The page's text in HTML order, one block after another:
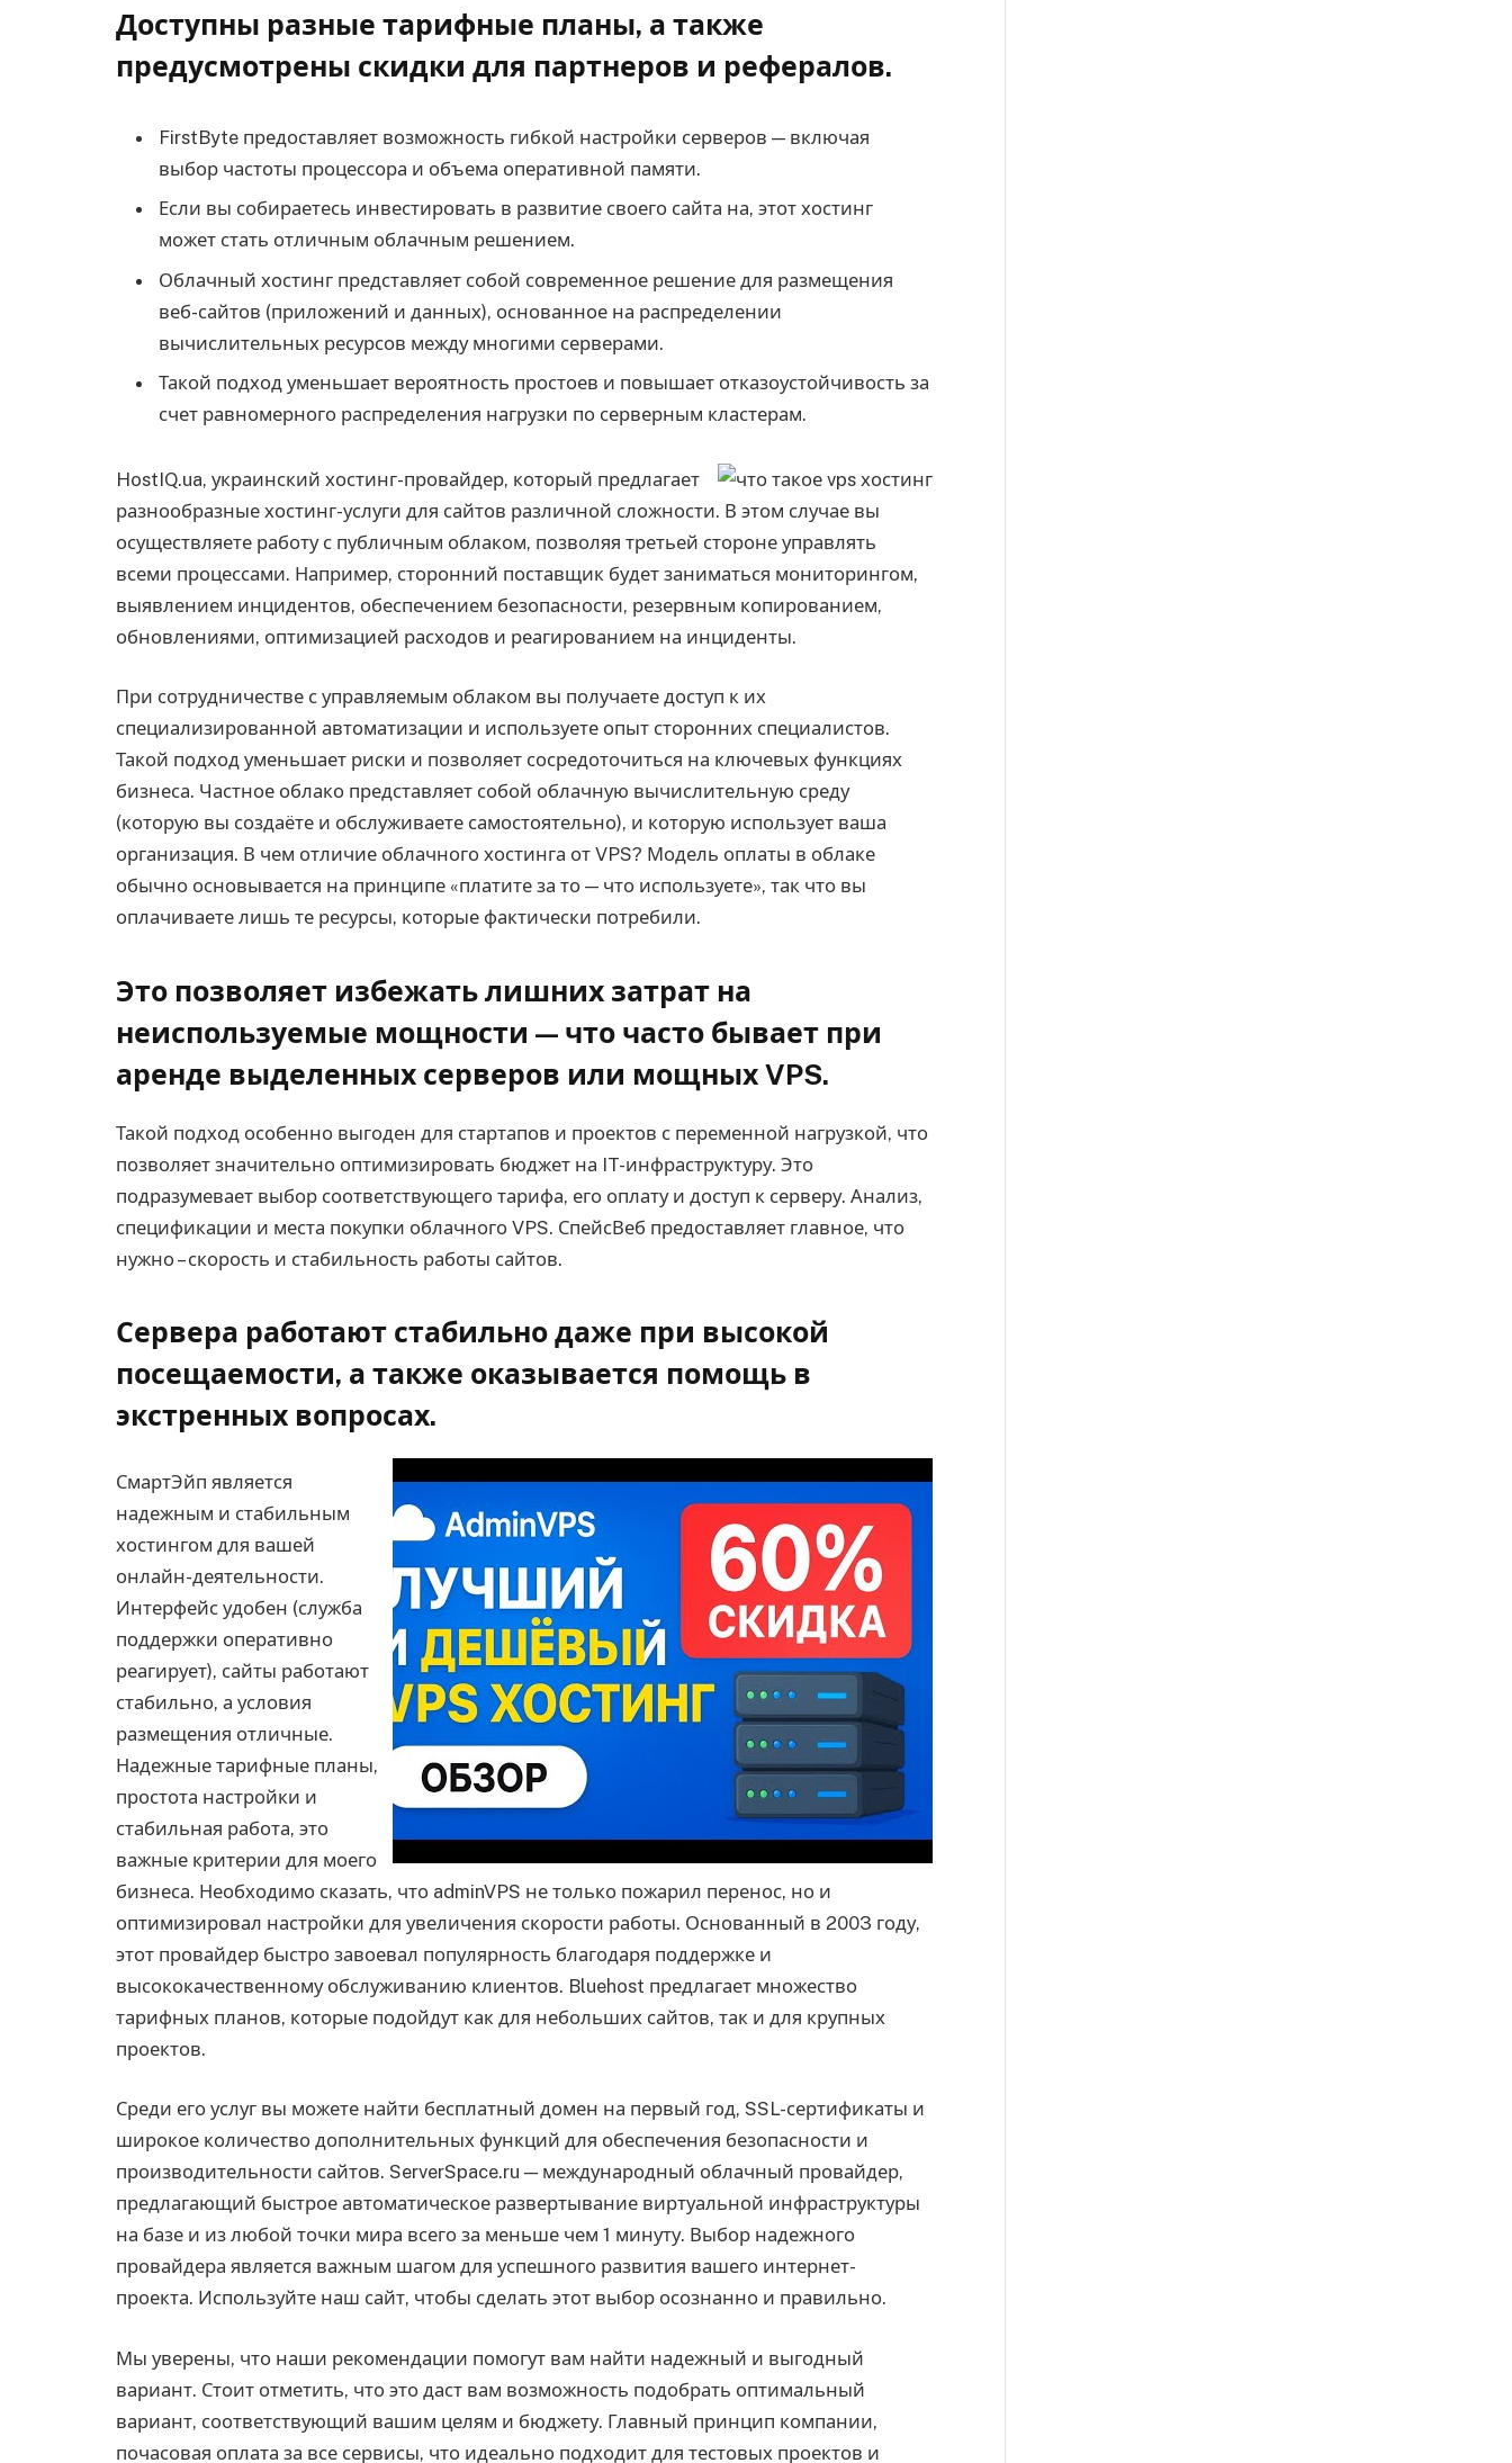
Доступны разные тарифные планы, а также
предусмотрены скидки для партнеров и рефералов.
FirstByte предоставляет возможность гибкой настройки серверов — включая
выбор частоты процессора и объема оперативной памяти.
Если вы собираетесь инвестировать в развитие своего сайта на, этот хостинг
может стать отличным облачным решением.
Облачный хостинг представляет собой современное решение для размещения
веб-сайтов (приложений и данных), основанное на распределении
вычислительных ресурсов между многими серверами.
Такой подход уменьшает вероятность простоев и повышает отказоустойчивость за
счет равномерного распределения нагрузки по серверным кластерам.
HostIQ.ua, украинский хостинг-провайдер, который предлагает
разнообразные хостинг-услуги для сайтов различной сложности. В этом случае вы
осуществляете работу с публичным облаком, позволяя третьей стороне управлять
всеми процессами. Например, сторонний поставщик будет заниматься мониторингом,
выявлением инцидентов, обеспечением безопасности, резервным копированием,
обновлениями, оптимизацией расходов и реагированием на инциденты.
При сотрудничестве с управляемым облаком вы получаете доступ к их
специализированной автоматизации и используете опыт сторонних специалистов.
Такой подход уменьшает риски и позволяет сосредоточиться на ключевых функциях
бизнеса. Частное облако представляет собой облачную вычислительную среду
(которую вы создаёте и обслуживаете самостоятельно), и которую использует ваша
организация. В чем отличие облачного хостинга от VPS? Модель оплаты в облаке
обычно основывается на принципе «платите за то — что используете», так что вы
оплачиваете лишь те ресурсы, которые фактически потребили.
Это позволяет избежать лишних затрат на
неиспользуемые мощности — что часто бывает при
аренде выделенных серверов или мощных VPS.
Такой подход особенно выгоден для стартапов и проектов с переменной нагрузкой, что
позволяет значительно оптимизировать бюджет на IT-инфраструктуру. Это
подразумевает выбор соответствующего тарифа, его оплату и доступ к серверу. Анализ,
спецификации и места покупки облачного VPS. СпейсВеб предоставляет главное, что
нужно – скорость и стабильность работы сайтов.
Сервера работают стабильно даже при высокой
посещаемости, а также оказывается помощь в
экстренных вопросах.
СмартЭйп является
надежным и стабильным
хостингом для вашей
онлайн-деятельности.
Интерфейс удобен (служба
поддержки оперативно
реагирует), сайты работают
стабильно, а условия
размещения отличные.
Надежные тарифные планы,
простота настройки и
стабильная работа, это
важные критерии для моего
бизнеса. Необходимо сказать, что adminVPS не только пожарил перенос, но и
оптимизировал настройки для увеличения скорости работы. Основанный в 2003 году,
этот провайдер быстро завоевал популярность благодаря поддержке и
высококачественному обслуживанию клиентов. Bluehost предлагает множество
тарифных планов, которые подойдут как для небольших сайтов, так и для крупных
проектов.
Среди его услуг вы можете найти бесплатный домен на первый год, SSL-сертификаты и
широкое количество дополнительных функций для обеспечения безопасности и
производительности сайтов. ServerSpace.ru — международный облачный провайдер,
предлагающий быстрое автоматическое развертывание виртуальной инфраструктуры
на базе и из любой точки мира всего за меньше чем 1 минуту. Выбор надежного
провайдера является важным шагом для успешного развития вашего интернет-
проекта. Используйте наш сайт, чтобы сделать этот выбор осознанно и правильно.
Мы уверены, что наши рекомендации помогут вам найти надежный и выгодный
вариант. Стоит отметить, что это даст вам возможность подобрать оптимальный
вариант, соответствующий вашим целям и бюджету. Главный принцип компании,
почасовая оплата за все сервисы, что идеально подходит для тестовых проектов и